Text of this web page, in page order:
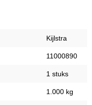
Kijlstra
11000890
1 stuks
1.000 kg